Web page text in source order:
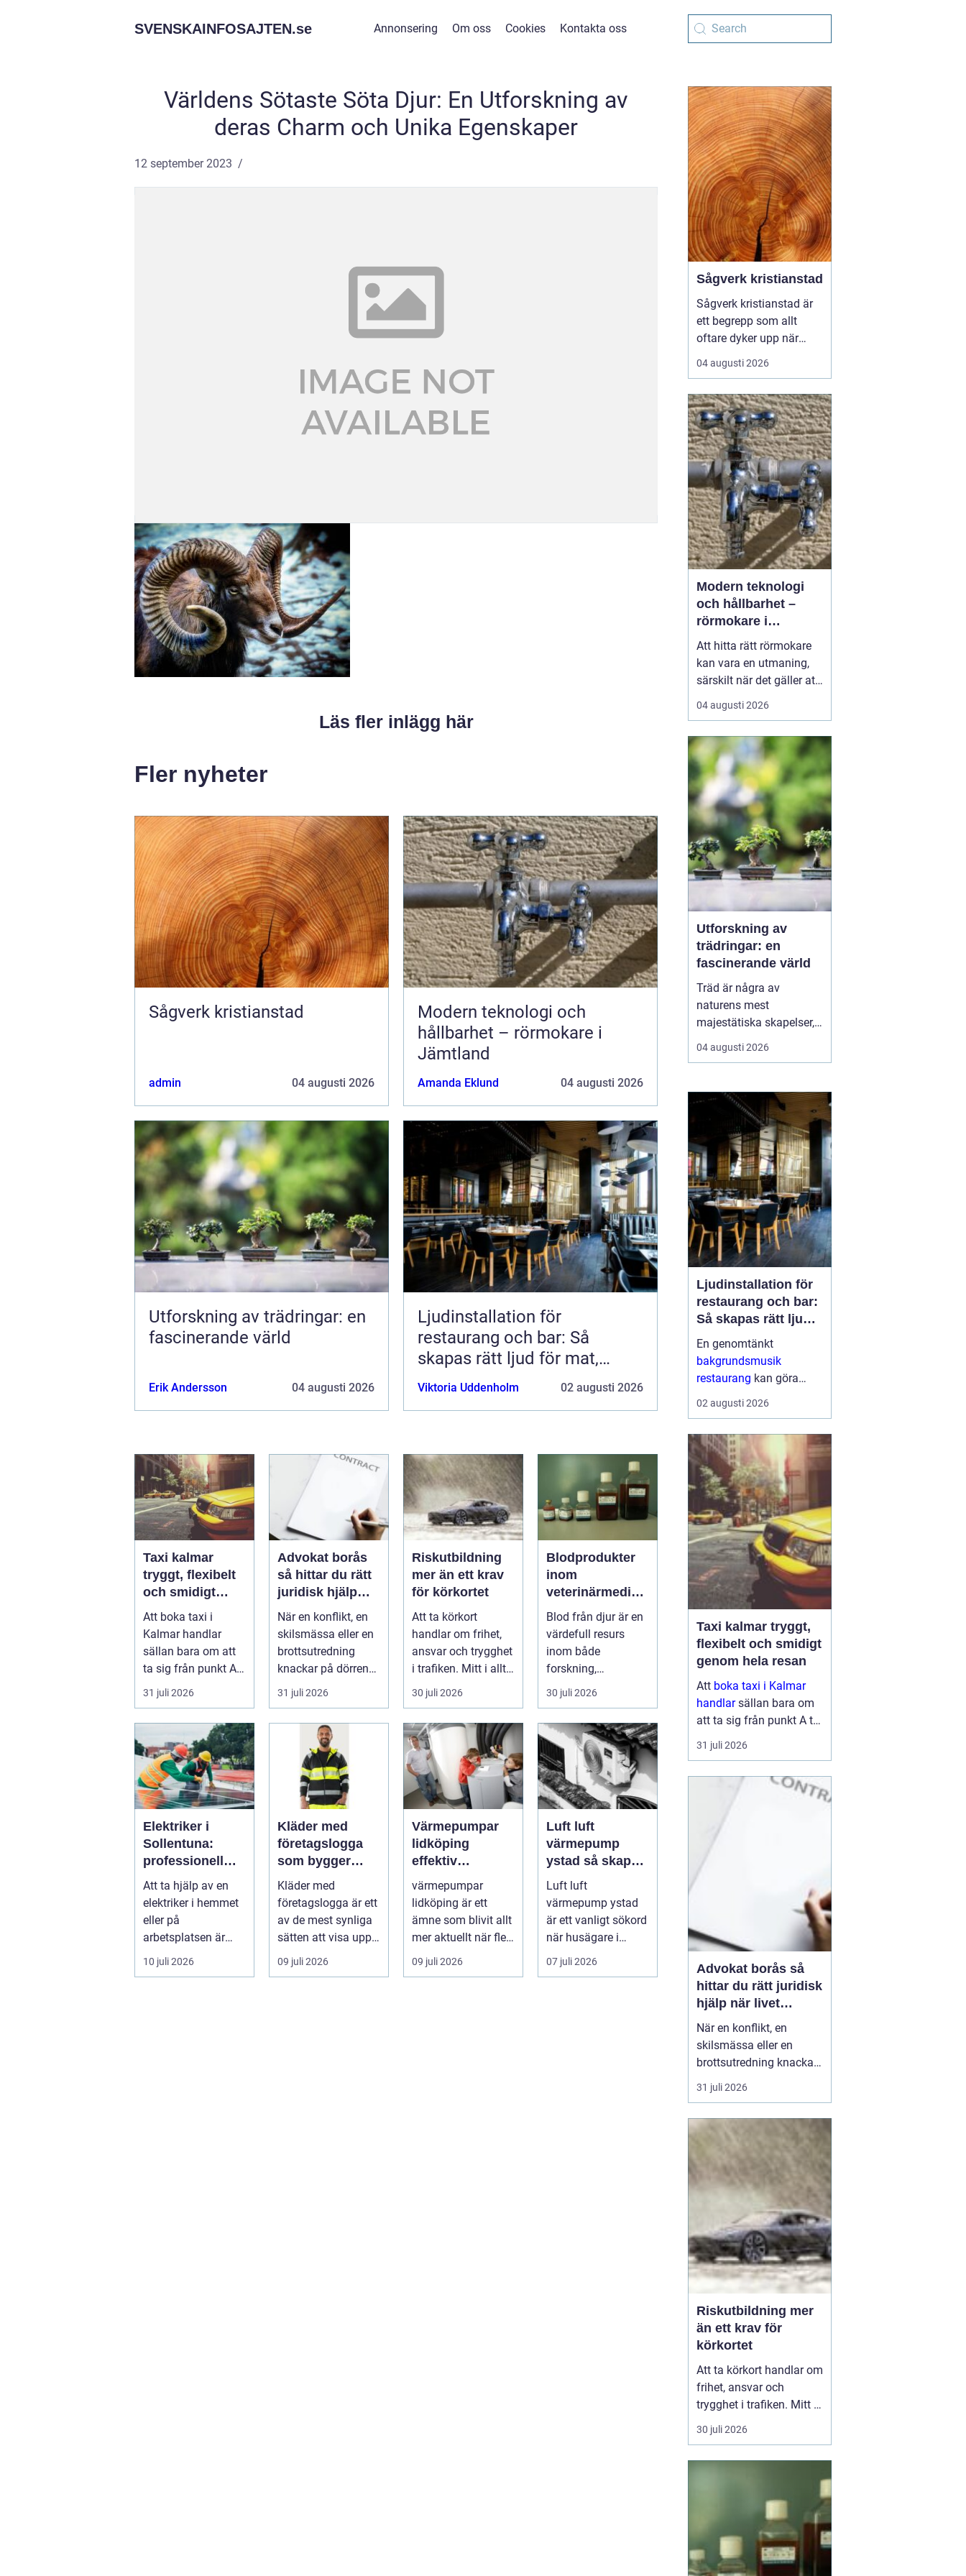
SVENSKAINFOSAJTEN.se Annonsering Om oss Cookies Kontakta oss
Världens Sötaste Söta Djur: En Utforskning av
deras Charm och Unika Egenskaper
12 september 2023
Läs fler inlägg här
Fler nyheter
Sågverk kristianstad
admin 04 augusti 2026
Modern teknologi och
hållbarhet – rörmokare i
Jämtland
Amanda Eklund 04 augusti 2026
Utforskning av trädringar: en
fascinerande värld
Erik Andersson 04 augusti 2026
Ljudinstallation för
restaurang och bar: Så
skapas rätt ljud för mat,
dryck och stämning
Viktoria Uddenholm 02 augusti 2026
Taxi kalmar
tryggt, flexibelt
och smidigt
genom hela
resan
Att boka taxi i
Kalmar handlar
sällan bara om att
ta sig från punkt A
till punkt B. För
många är res...
31 juli 2026
Advokat borås
så hittar du rätt
juridisk hjälp
när livet
krånglar
När en konflikt, en
skilsmässa eller en
brottsutredning
knackar på dörren
förändras vardagen
snabbt....
31 juli 2026
Riskutbildning
mer än ett krav
för körkortet
Att ta körkort
handlar om frihet,
ansvar och trygghet
i trafiken. Mitt i allt
detta finns
riskutbild...
30 juli 2026
Blodprodukter
inom
veterinärmedici
n funktion,
kvalitet och
användning
Blod från djur är en
värdefull resurs
inom både
forskning,
diagnostik och
veterinärmedicin.
När blod...
30 juli 2026
Elektriker i
Sollentuna:
professionell
hjälp när du
behöver det
Att ta hjälp av en
elektriker i hemmet
eller på
arbetsplatsen är
ofta en nödv&a...
10 juli 2026
Kläder med
företagslogga
som bygger
varumärke i
vardagen
Kläder med
företagslogga är ett
av de mest synliga
sätten att visa upp
ett varum...
09 juli 2026
Värmepumpar
lidköping
effektiv
uppvärmning för
hus och
fastigheter
värmepumpar
lidköping är ett
ämne som blivit allt
mer aktuellt när fler
fastighetsägare vill
kombine...
09 juli 2026
Luft luft
värmepump
ystad så skapar
du ett behagligt
inomhusklimat
Året om
Luft luft
värmepump ystad
är ett vanligt sökord
när husägare i
sydkustens klimat
vill hitta ett smar...
07 juli 2026
Sågverk kristianstad
Sågverk kristianstad är
ett begrepp som allt
oftare dyker upp när
husbyggare, snickare
och markägare söker
trävaror i nordöstra
skåne. Områdets långa
tradition av skogsbruk
och hantverk har skapat
en stark bas för sågverk
som k...
04 augusti 2026
Modern teknologi
och hållbarhet –
rörmokare i
Jämtland
Att hitta rätt rörmokare
kan vara en utmaning,
särskilt när det gäller att
välja bland många
erbjudanden på en
Jämtland. Kvalificerade
rörmokare är viktiga för
att s&aum...
04 augusti 2026
Utforskning av
trädringar: en
fascinerande värld
Träd är några av
naturens mest
majestätiska skapelser,
och deras årliga
växande lager kan
historia och omgivning.
04 augusti 2026
Ljudinstallation för
restaurang och bar:
Så skapas rätt ljud
för mat, dryck och
stämning
En genomtänkt
bakgrundsmusik
restaurang kan göra
skillnaden mellan en
lokal som gästerna
plats där de g&aum...
02 augusti 2026
Taxi kalmar tryggt,
flexibelt och smidigt
genom hela resan
Att boka taxi i Kalmar
handlarsällan bara om
att ta sig från punkt A till
punkt B. För många är
resan en viktig del av
semestern. En pålitlig
taxiresa kan betyda att
31 juli 2026
Advokat borås så
hittar du rätt juridisk
hjälp när livet
krånglar
När en konflikt, en
skilsmässa eller en
brottsutredning knackar
på dörren förändras
vardagen snabbt.
länge med att kontakta
jurist, ofta av oro för
kostnader eller för att de
inte vet vart de ska
vända sig. Samtidigt kan
31 juli 2026
Riskutbildning mer
än ett krav för
körkortet
Att ta körkort handlar om
frihet, ansvar och
trygghet i trafiken. Mitt i
allt detta finns
riskutbildning, som
tanke: att ge blivande
förare en realistisk bild
av r...
30 juli 2026